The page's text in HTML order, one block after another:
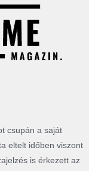
csupán a saját
eltelt időben viszont
is érkezett az